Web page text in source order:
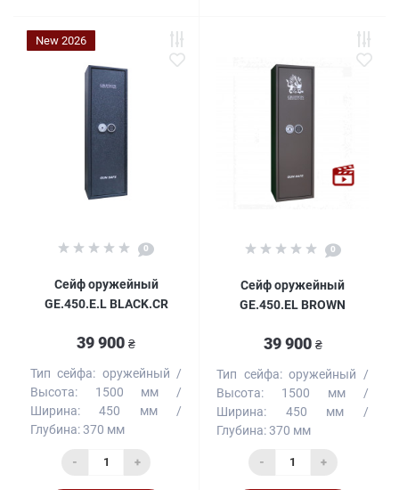
New 2026
0
Сейф оружейный
GE.450.E.L BLACK.CR
39 900 ₴
Тип сейфа: оружейный
Высота:
1500 мм
Ширина:
450 мм
Глубина:370 мм
- +
0
Сейф оружейный
GE.450.EL BROWN
39 900 ₴
Тип сейфа: оружейный
Высота:
1500 мм
Ширина:
450 мм
Глубина:370 мм
- +